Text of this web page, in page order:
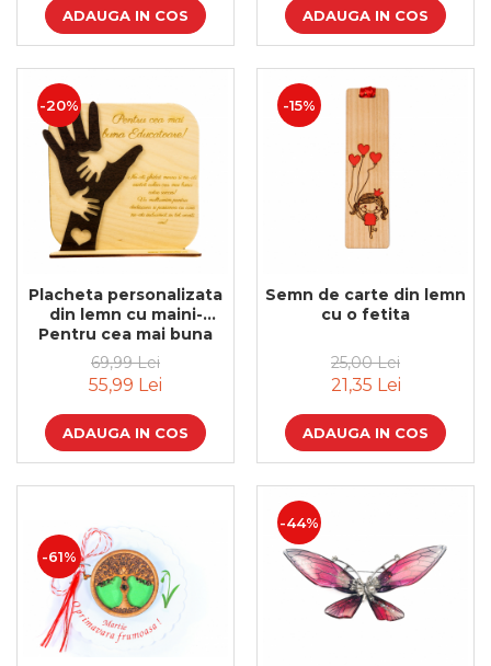
ADAUGA IN COS ADAUGA IN COS
-20%
Placheta personalizata
din lemn cu maini-
Pentru cea mai buna
Educatoare!
69,99 Lei
55,99 Lei
ADAUGA IN COS
-15%
Semn de carte din lemn
cu o fetita
25,00 Lei
21,35 Lei
ADAUGA IN COS
-61%
-44%